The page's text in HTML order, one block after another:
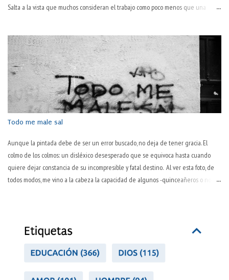
Salta a la vista que muchos consideran el trabajo como poco menos que una
trabajo, todos lo sabemos. El hablar normal —y quizás ya poco habitual— así lo
sugiere: "este pantalón lo tienes ya muy trabajado; cámbiatelo". El trabajo
desgasta. ¿Pero es lo único que hace? Es más, ¿es lo que consigue de modo
primario? ¿No será ese desgaste una consecuencia habitual pero no necesaria
en su esencia, sino algo debido a la inevitable corporalidad y temporalidad? Por
pasos, que la sociedad actual es tozuda. "La pasión es el motor del trabajo" Así lo
decía Pep Guardiola,...
Todo me male sal
Aunque la pintada debe de ser un error buscado, no deja de tener gracia. El
colmo de los colmos: un disléxico desesperado que se equivoca hasta cuando
quiere dejar constancia de su incompresible y fatal destino. Al ver esta foto, de
todos modos, me vino a la cabeza la capacidad de algunos -quinceañeros o no- de
personas así. Dos, como mínimo. Los primeros lo hacen por llamar la atención, por
autoestima baja) tienen las gafas oscurecidas y todo lo que ven es oscuro y torpe:
tan negado que en todo se equivoque. Dicen los pesimistas que los opt...